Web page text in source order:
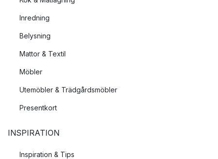
Inredning
Belysning
Mattor & Textil
Möbler
Utemöbler & Trädgårdsmöbler
Presentkort
INSPIRATION
Inspiration & Tips